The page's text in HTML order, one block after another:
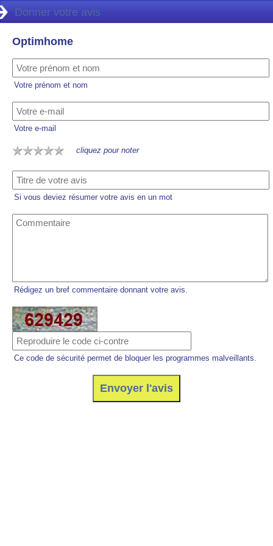
Donner votre avis
Optimhome
Votre prénom et nom
Votre e-mail
cliquez pour noter
Si vous deviez résumer votre avis en un mot
Rédigez un bref commentaire donnant votre avis.
Ce code de sécurité permet de bloquer les programmes malveillants.